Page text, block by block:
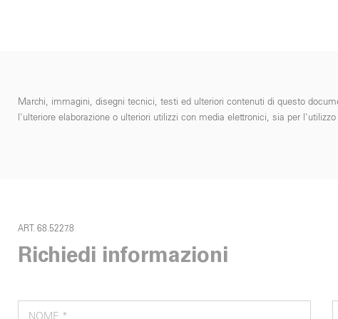
Marchi, immagini, disegni tecnici, testi ed ulteriori contenuti di questo
l'ulteriore elaborazione o ulteriori utilizzi con media elettronici, sia per
ART. 68.5227.8
Richiedi informazioni